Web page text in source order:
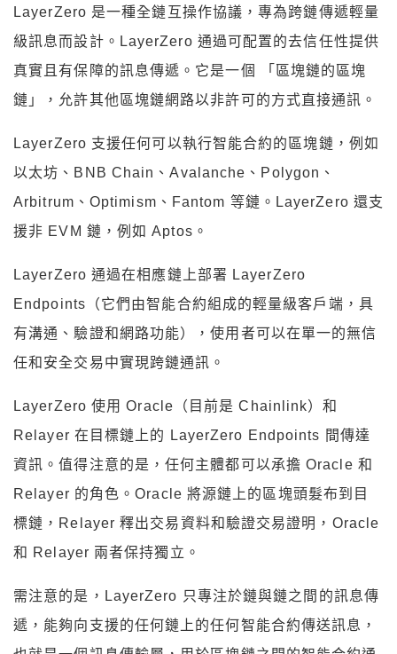
LayerZero 是一種全鏈互操作協議，專為跨鏈傳遞輕量
級訊息而設計。LayerZero 通過可配置的去信任性提供
真實且有保障的訊息傳遞。它是一個 「區塊鏈的區塊
鏈」，允許其他區塊鏈網路以非許可的方式直接通訊。
LayerZero 支援任何可以執行智能合約的區塊鏈，例如
以太坊、BNB Chain、Avalanche、Polygon、
Arbitrum、Optimism、Fantom 等鏈。LayerZero 還支
援非 EVM 鏈，例如 Aptos。
LayerZero 通過在相應鏈上部署 LayerZero
Endpoints（它們由智能合約組成的輕量級客戶端，具
有溝通、驗證和網路功能），使用者可以在單一的無信
任和安全交易中實現跨鏈通訊。
LayerZero 使用 Oracle（目前是 Chainlink）和
Relayer 在目標鏈上的 LayerZero Endpoints 間傳達
資訊。值得注意的是，任何主體都可以承擔 Oracle 和
Relayer 的角色。Oracle 將源鏈上的區塊頭髮布到目
標鏈，Relayer 釋出交易資料和驗證交易證明，Oracle
和 Relayer 兩者保持獨立。
需注意的是，LayerZero 只專注於鏈與鏈之間的訊息傳
遞，能夠向支援的任何鏈上的任何智能合約傳送訊息，